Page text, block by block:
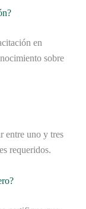
en
sobre
entre uno y tres
requeridos.